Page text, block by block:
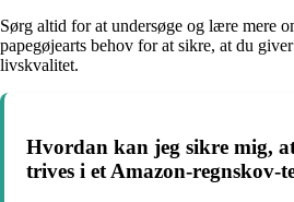
Sørg altid for at undersøge og lære mere
papegøjearts behov for at sikre, at du
livskvalitet.
Hvordan kan jeg sikre mig,
trives i et Amazon-regnskov-